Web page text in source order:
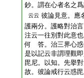
鈔。謂在心者名之
云云 彼論見意。應
護兩分。護略對治
注云一往別對此意
何 答。治三界心惑
是以記云非謂理觀
毘尼。以知。先擧
故。彼論戒行云惑